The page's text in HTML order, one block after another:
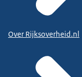
Over Rijksoverheid.nl